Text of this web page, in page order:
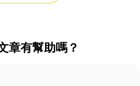
章有幫助嗎？